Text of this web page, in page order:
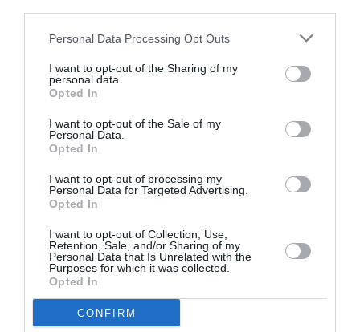
Personal Data Processing Opt Outs
I want to opt-out of the Sharing of my
personal data.
Opted In
I want to opt-out of the Sale of my
Personal Data.
Opted In
I want to opt-out of processing my
Personal Data for Targeted Advertising.
Opted In
I want to opt-out of Collection, Use,
Retention, Sale, and/or Sharing of my
Personal Data that Is Unrelated with the
Purposes for which it was collected.
Opted In
CONFIRM
34οι Πανελλήνιοι
Θεατρικοί
Αγώνες
Ερασιτεχνικών
Θιάσων Δήμου
Ζωγράφου
Φεστιβάλ Στη
2021
ΘΕΑΤΡΟ - ΧΟΡΟΣ / ΝΕΑ